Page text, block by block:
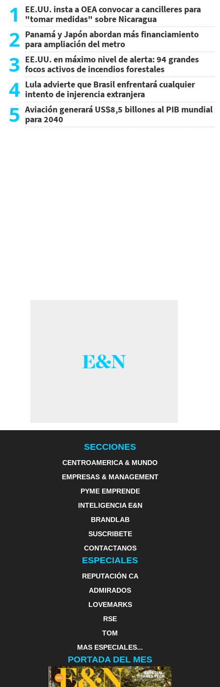
1
EE.UU. insta a OEA convocar a cancilleres para
"tomar medidas" sobre Nicaragua
2 Panamá y Japón abordan más financiamiento
para ampliación del metro
3 EE.UU. en máximo nivel de alerta: 94 grandes
focos activos de incendios forestales
4 Lula advierte que Brasil enfrentará cualquier
intento de injerencia extranjera
5 Aviación generará US$8,5 billones al PIB mundial
para 2040
SECCIONES
CENTROAMERICA & MUNDO
EMPRESAS & MANAGEMENT
PYME EMPRENDE
INTELIGENCIA E&N
BRANDLAB
SUSCRIBETE
CONTACTANOS
ESPECIALES
REPUTACIÓN CA
ADMIRADOS
LOVEMARKS
RSE
TOM
MAS ESPECIALES...
PORTADA DEL MES